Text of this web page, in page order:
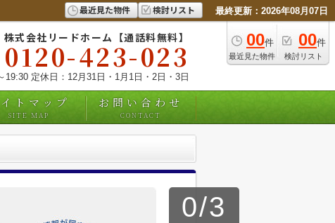
最近見た物件 検討リスト 最終更新：2026年08月07日
00件
最近見た物件
00件
検討リスト
株式会社リードホーム【通話料無料】
0120-423-023
19:30 定休日：12月31日・1月1日・2日・3日
トマップ
SITE MAP
お問い合わせ
CONTACT
0/3